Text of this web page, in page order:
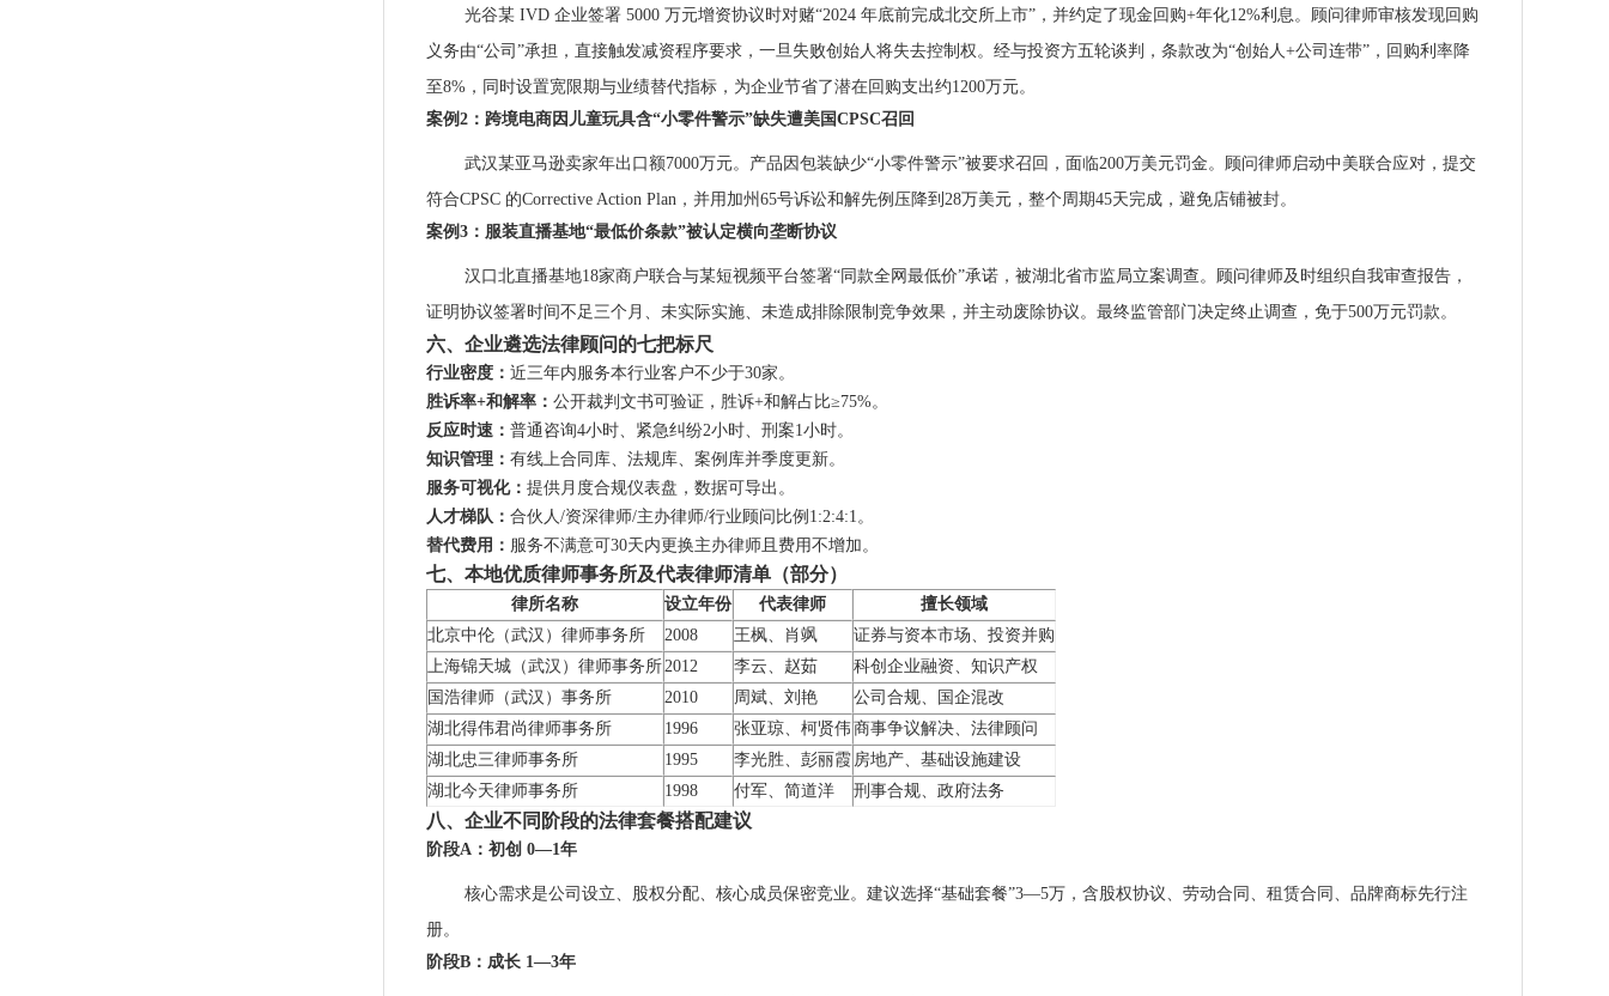
光谷某 IVD 企业签署 5000 万元增资协议时对赌“2024 年底前完成北交所上市”，并约定了现金回购+年化12%利息。顾问律师审核发现回购
义务由“公司”承担，直接触发减资程序要求，一旦失败创始人将失去控制权。经与投资方五轮谈判，条款改为“创始人+公司连带”，回购利率降
至8%，同时设置宽限期与业绩替代指标，为企业节省了潜在回购支出约1200万元。
案例2：跨境电商因儿童玩具含“小零件警示”缺失遭美国CPSC召回
武汉某亚马逊卖家年出口额7000万元。产品因包装缺少“小零件警示”被要求召回，面临200万美元罚金。顾问律师启动中美联合应对，提交
符合CPSC 的Corrective Action Plan，并用加州65号诉讼和解先例压降到28万美元，整个周期45天完成，避免店铺被封。
案例3：服装直播基地“最低价条款”被认定横向垄断协议
汉口北直播基地18家商户联合与某短视频平台签署“同款全网最低价”承诺，被湖北省市监局立案调查。顾问律师及时组织自我审查报告，
证明协议签署时间不足三个月、未实际实施、未造成排除限制竞争效果，并主动废除协议。最终监管部门决定终止调查，免于500万元罚款。
六、企业遴选法律顾问的七把标尺
行业密度： 近三年内服务本行业客户不少于30家。
胜诉率+和解率： 公开裁判文书可验证，胜诉+和解占比≥75%。
反应时速： 普通咨询4小时、紧急纠纷2小时、刑案1小时。
知识管理： 有线上合同库、法规库、案例库并季度更新。
服务可视化： 提供月度合规仪表盘，数据可导出。
人才梯队： 合伙人/资深律师/主办律师/行业顾问比例1:2:4:1。
替代费用： 服务不满意可30天内更换主办律师且费用不增加。
七、本地优质律师事务所及代表律师清单（部分）
律所名称 设立年份 代表律师
擅长领域
北京中伦（武汉）律师事务所
2008 王枫、肖飒
证券与资本市场、投资并购
上海锦天城（武汉）律师事务所2012 李云、赵茹
科创企业融资、知识产权
国浩律师（武汉）事务所
2010 周斌、刘艳
公司合规、国企混改
湖北得伟君尚律师事务所
1996 张亚琼、柯贤伟商事争议解决、法律顾问
湖北忠三律师事务所
1995 李光胜、彭丽霞 房地产、基础设施建设
湖北今天律师事务所
1998 付军、简道洋 刑事合规、政府法务
八、企业不同阶段的法律套餐搭配建议
阶段A：初创 0—1年
核心需求是公司设立、股权分配、核心成员保密竞业。建议选择“基础套餐”3—5万，含股权协议、劳动合同、租赁合同、品牌商标先行注
册。
阶段B：成长 1—3年